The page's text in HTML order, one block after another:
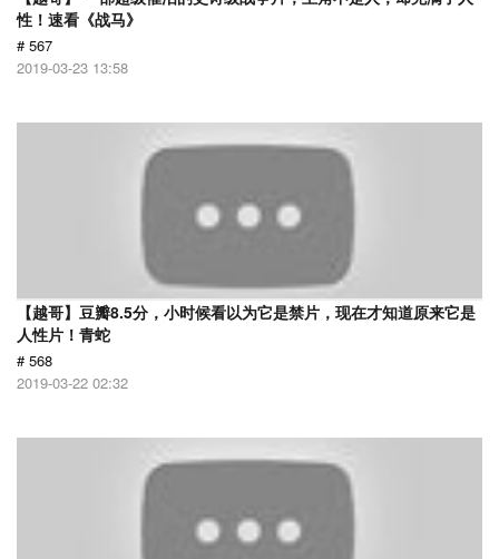
性！速看《战马》
# 567
2019-03-23 13:58
【越哥】豆瓣8.5分，小时候看以为它是禁片，现在才知道原来它是
人性片！青蛇
# 568
2019-03-22 02:32